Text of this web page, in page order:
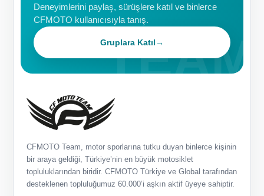
Deneyimlerini paylaş, sürüşlere katıl ve binlerce
CFMOTO kullanıcısıyla tanış.
Gruplara Katıl→
CFMOTO Team, motor sporlarına tutku duyan binlerce kişinin
bir araya geldiği, Türkiye’nin en büyük motosiklet
topluluklarından biridir. CFMOTO Türkiye ve Global tarafından
desteklenen topluluğumuz 60.000’i aşkın aktif üyeye sahiptir.